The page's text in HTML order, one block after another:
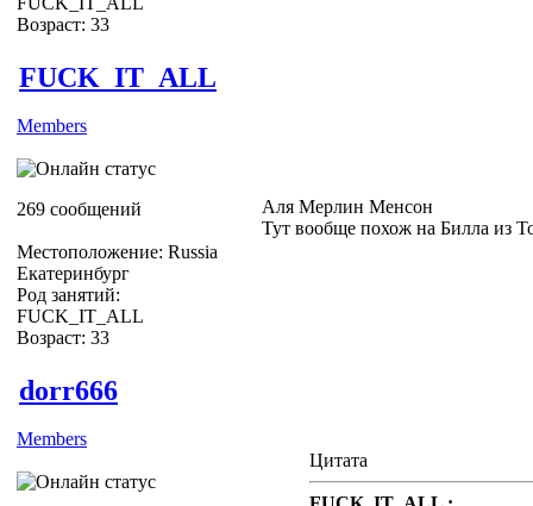
Возраст: 33
FUCK_IT_ALL
Members
269 сообщений
Местоположение: Russia
Екатеринбург
Род занятий:
FUCK_IT_ALL
Возраст: 33
Аля Мерлин Менсон
Тут вообще похож на Билла из
dorr666
Members
Цитата